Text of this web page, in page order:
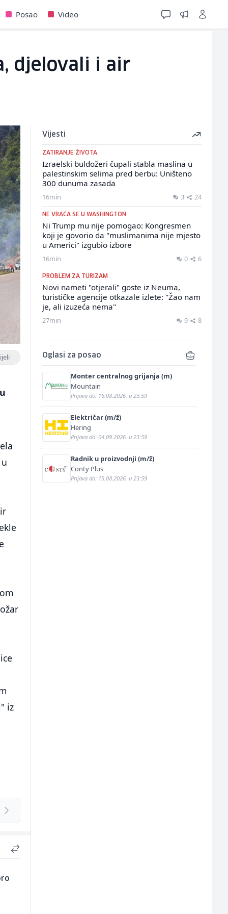
Posao Video
djelovali i air
iz
Vijesti
ZATIRANJE ŽIVOTA
Izraelski buldožeri čupali stabla maslina u
palestinskim selima pred berbu: Uništeno
300 dunuma zasada
16min 3 24
NE VRAĆA SE U WASHINGTON
Ni Trump mu nije pomogao: Kongresmen
koji je govorio da "muslimanima nije mjesto
u Americi" izgubio izbore
16min 0 6
PROBLEM ZA TURIZAM
Novi nameti "otjerali" goste iz Neuma,
turističke agencije otkazale izlete: "Žao nam
je, ali izuzeća nema"
27min 9 8
Oglasi za posao
Monter centralnog grijanja (m)
Mountain
Prijava do: 16.08.2026. u 23:59
Električar (m/ž)
Hering
Prijava do: 04.09.2026. u 23:59
Radnik u proizvodnji (m/ž)
Conty Plus
Prijava do: 15.08.2026. u 23:59